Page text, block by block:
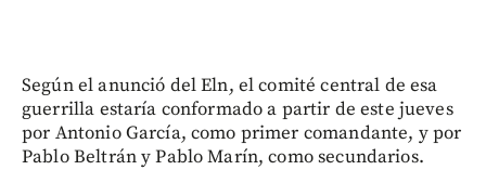
Según el anunció del Eln, el comité central de esa
guerrilla estaría conformado a partir de este jueves
por Antonio García, como primer comandante, y por
Pablo Beltrán y Pablo Marín, como secundarios.